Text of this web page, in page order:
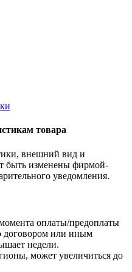
товара
внешний вид и
быть изменены фирмой-
уведомления.
оплаты/предоплаты
договором или иным
недели.
может увеличиться до